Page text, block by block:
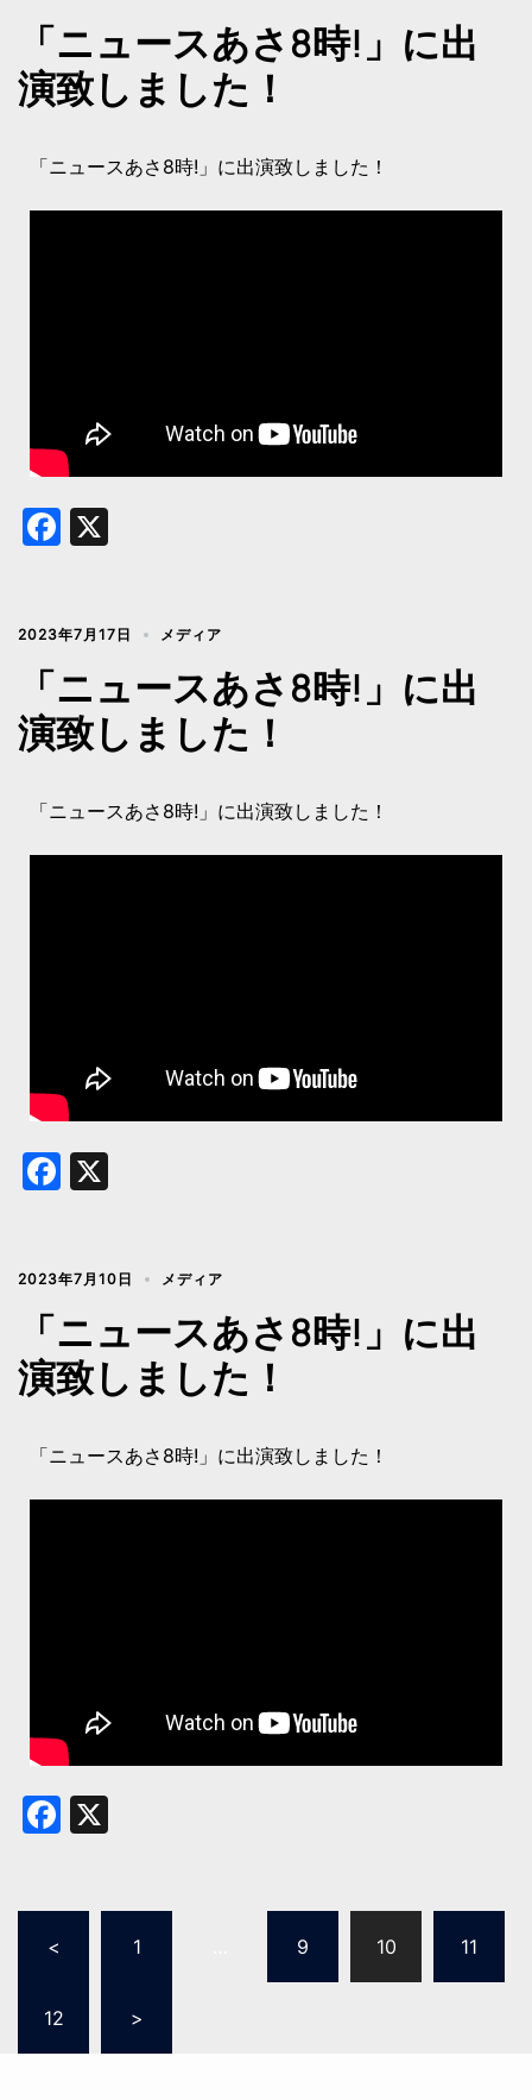
「ニュースあさ8時!」に出
演致しました！
「ニュースあさ8時!」に出演致しました！
Facebook
2023年7月17日 メディア
「ニュースあさ8時!」に出
演致しました！
「ニュースあさ8時!」に出演致しました！
Facebook
2023年7月10日 メディア
「ニュースあさ8時!」に出
演致しました！
「ニュースあさ8時!」に出演致しました！
Facebook
< 1 9 10 11
12 >